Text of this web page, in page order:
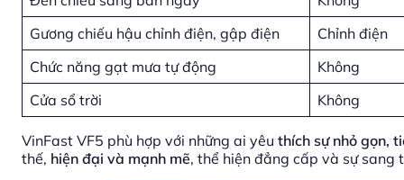
Gương chiếu hậu chỉnh điện, gập điện
Chỉnh điện
Chức năng gạt mưa tự động
Không
Cửa sổ trời
Không
VinFast VF5 phù hợp với những ai yêu thích sự nhỏ gọn,
thế, hiện đại và mạnh mẽ, thể hiện đẳng cấp và sự sang